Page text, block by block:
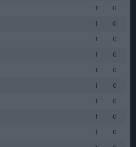
1
0
1
0
1
0
1
0
1
0
1
0
1
0
1
0
1
0